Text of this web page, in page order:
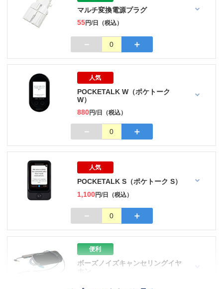
マルチ変換電源プラグ
55円/日（税込）
－ 0 ＋
人気
POCKETALK W（ポケトーク
W）
880円/日（税込）
－ 0 ＋
人気
POCKETALK S（ポケトーク S）
1,100円/日（税込）
－ 0 ＋
便利
ボーズノイズキャンセリングイヤ
ホン